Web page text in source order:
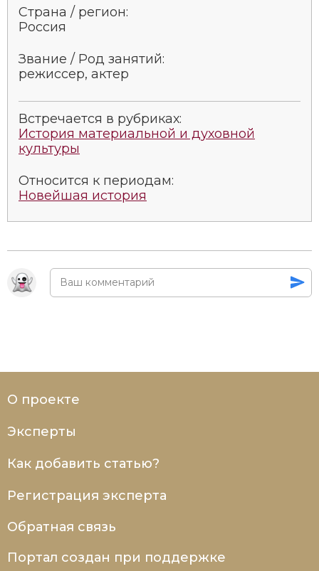
Страна / регион:
Россия
Звание / Род занятий:
режиссер, актер
Встречается в рубриках:
История материальной и духовной
культуры
Относится к периодам:
Новейшая история
О проекте
Эксперты
Как добавить статью?
Регистрация эксперта
Обратная связь
Портал создан при поддержке